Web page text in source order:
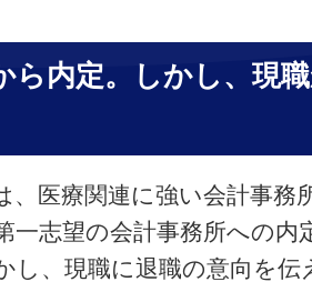
ら内定。しかし、現
、医療関連に強い会計事務
一志望の会計事務所への内
し、現職に退職の意向を